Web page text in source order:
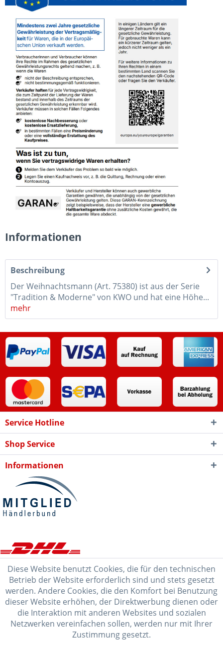
Informationen
Beschreibung
Der Weihnachtsmann (Art. 75380) ist aus der Serie
"Tradition & Moderne" von KWO und hat eine Höhe...
mehr
Service Hotline
Shop Service
Informationen
Diese Website benutzt Cookies, die für den technischen
Betrieb der Website erforderlich sind und stets gesetzt
werden. Andere Cookies, die den Komfort bei Benutzung
dieser Website erhöhen, der Direktwerbung dienen oder
die Interaktion mit anderen Websites und sozialen
Netzwerken vereinfachen sollen, werden nur mit Ihrer
Zustimmung gesetzt.